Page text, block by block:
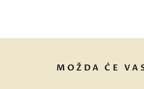
MOŽDA ĆE